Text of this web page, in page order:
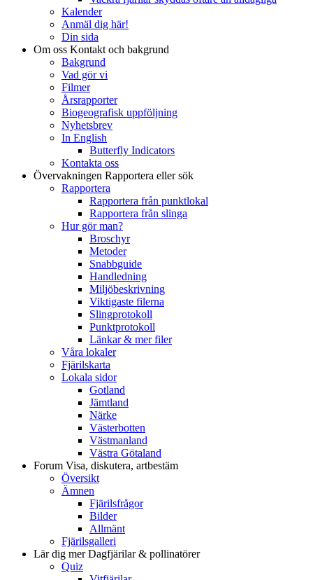
Kalender
Anmäl dig här!
Din sida
Om oss Kontakt och bakgrund
Bakgrund
Vad gör vi
Filmer
Årsrapporter
Biogeografisk uppföljning
Nyhetsbrev
In English
Butterfly Indicators
Kontakta oss
Övervakningen Rapportera eller sök
Rapportera
Rapportera från punktlokal
Rapportera från slinga
Hur gör man?
Broschyr
Metoder
Snabbguide
Handledning
Miljöbeskrivning
Viktigaste filerna
Slingprotokoll
Punktprotokoll
Länkar & mer filer
Våra lokaler
Fjärilskarta
Lokala sidor
Gotland
Jämtland
Närke
Västerbotten
Västmanland
Västra Götaland
Forum Visa, diskutera, artbestäm
Översikt
Ämnen
Fjärilsfrågor
Bilder
Allmänt
Fjärilsgalleri
Lär dig merDagfjärilar & pollinatörer
Quiz